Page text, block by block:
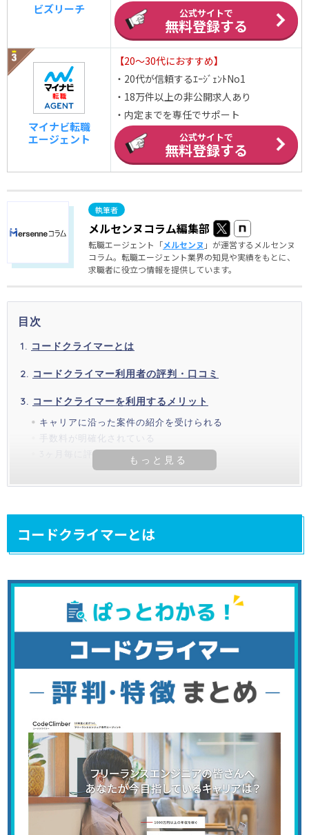
ビズリーチ 公式サイトで
無料登録する
マイナビ転職
エージェント
【20～30代におすすめ】
・20代が信頼するｴｰｼﾞｪﾝﾄNo1
・18万件以上の非公開求人あり
・内定までを専任でサポート
公式サイトで
無料登録する
メルセンヌコラム編集部
転職エージェント「メルセンヌ 」が運営するメルセンヌ
コラム。転職エージェント業界の知見や実績をもとに、
求職者に役立つ情報を提供しています。
目次
コードクライマーとは
コードクライマー利用者の評判・口コミ
コードクライマーを利用するメリット
キャリアに沿った案件の紹介を受けられる
手数料が明確化されている
3ヶ月毎に評価のフィードバックを実施
コードクライマーとは